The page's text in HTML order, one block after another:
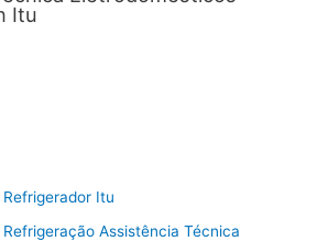
Itu
Itu
Assistência Técnica